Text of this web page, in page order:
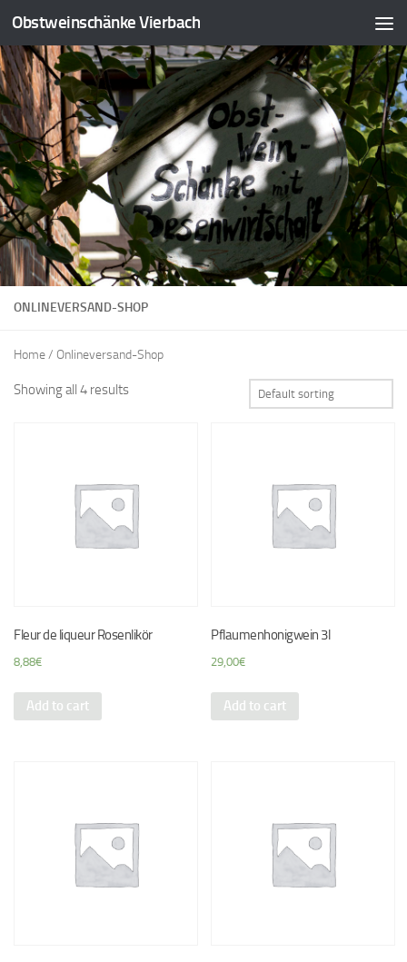
Obstweinschänke Vierbach
ONLINEVERSAND-SHOP
Home/ Onlineversand-Shop
Showing all 4 results
Fleur de liqueur Rosenlikör
8,88€
Add to cart
Pflaumenhonigwein 3l
29,00€
Add to cart